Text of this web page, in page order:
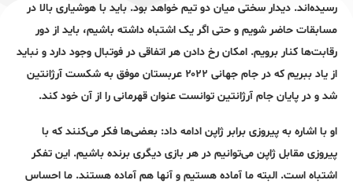
رسیده‌اند. دیدار سختی میان دو تیم خواهد بود. باید با هوشیاری بالا در
مسابقات حاضر شویم و حتی اگر یک اشتباه داشته باشیم، باید از دور
رقابت‌ها کنار برویم. امکان رخ دادن هر اتفاقی در فوتبال وجود دارد و نباید
از یاد ببریم که در جام جهانی ۲۰۲۲ عربستان موفق به شکست آرژانتین
شد و در پایان جام آرژانتین توانست عنوان قهرمانی را از آن خود کند.
او با اشاره به پیروزی برابر ژاپن ادامه داد: بعضی‌ها فکر می‌کنند که با
پیروزی مقابل ژاپن می‌توانیم در هر بازی دیگری برنده باشیم. این تفکر
اشتباه است. البته ما آماده هستیم و آنها هم آماده هستند. ما احساس